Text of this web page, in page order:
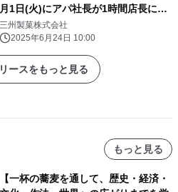
月1日(火)にアパ社長が1時間店長に就
任！
三州製菓株式会社
2025年6月24日 10:00
ースをもっと見る
もっと見る
【一杯の蕎麦を通して、歴史・経済・